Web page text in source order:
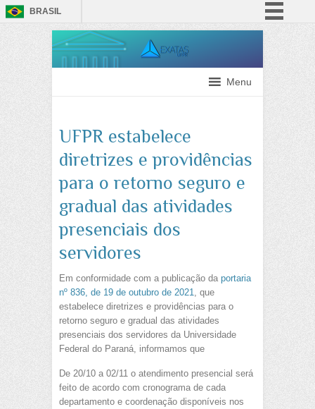
BRASIL
ParticipeMenu
UFPR estabelece
diretrizes e providências
para o retorno seguro e
gradual das atividades
presenciais dos
servidores
Em conformidade com a publicação da portaria
nº 836, de 19 de outubro de 2021
, que
estabelece diretrizes e providências para o
retorno seguro e gradual das atividades
presenciais dos servidores da Universidade
Federal do Paraná, informamos que
De 20/10 a 02/11 o atendimento presencial será
feito de acordo com cronograma de cada
departamento e coordenação disponíveis nos